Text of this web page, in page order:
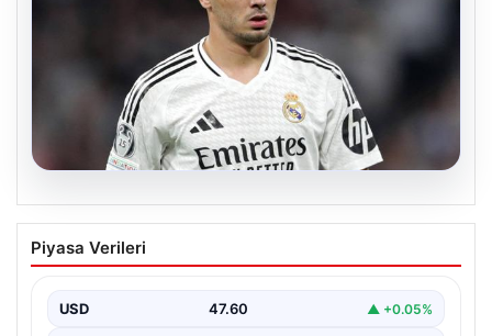
05.08.2026
Beşiktaş’ın sağ kanat arayışında
İspanya rotası: Real Madrid’den sürpriz
Muhammed Salah için sürdürülen görüşmelerin son
Piyasa Verileri
USD 47.60 ▲ +0.05%